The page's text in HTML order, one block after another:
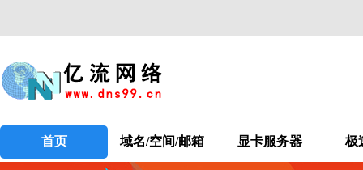
首页 域名/空间/邮箱 显卡服务器 极